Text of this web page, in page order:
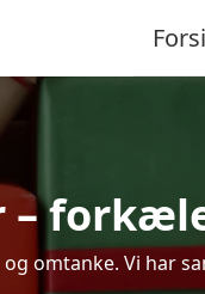
–
omtanke. Vi har